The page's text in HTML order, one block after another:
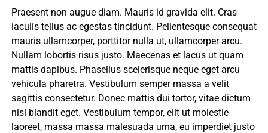
Praesent non augue diam. Mauris id gravida elit. Cras
iaculis tellus ac egestas tincidunt. Pellentesque consequat
mauris ullamcorper, porttitor nulla ut, ullamcorper arcu.
Nullam lobortis risus justo. Maecenas et lacus ut quam
mattis dapibus. Phasellus scelerisque neque eget arcu
vehicula pharetra. Vestibulum semper massa a velit
sagittis consectetur. Donec mattis dui tortor, vitae dictum
nisl blandit eget. Vestibulum tempor, elit ut molestie
laoreet, massa massa malesuada urna, eu imperdiet justo